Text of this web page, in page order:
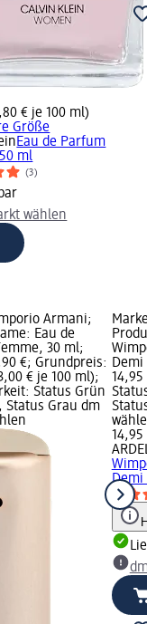
€ je 100 ml)
Größe
Eau de Parfum
ml
(3)
wählen
Armani;
Eau de
30 ml;
€; Grundpreis:
€ je 100 ml);
Status Grün
Status Grau dm
Marke:
Demi (2
14,95 €;
Status
Status
wählen
14,95 €
ARDELL
Demi (2
dm